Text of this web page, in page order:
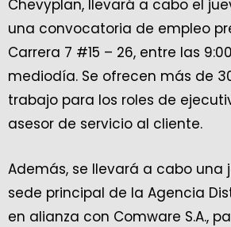
Chevyplan, llevará a cabo el
una convocatoria de empleo
Carrera 7 #15 – 26, entre las
mediodía. Se ofrecen más de
trabajo para los roles de
asesor de servicio al cliente.
Además, se llevará a cabo una
sede principal de la Agencia
en alianza con Comware S.A.,